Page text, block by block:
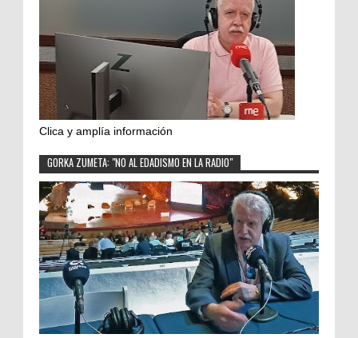
Clica y amplía información
GORKA ZUMETA: "NO AL EDADISMO EN LA RADIO"